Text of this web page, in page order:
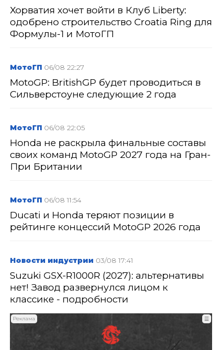
Хорватия хочет войти в Клуб Liberty:
одобрено строительство Croatia Ring для
Формулы-1 и МотоГП
МотоГП 06/08 22:27
MotoGP: BritishGP будет проводиться в
Сильверстоуне следующие 2 года
МотоГП 06/08 22:05
Honda не раскрыла финальные составы
своих команд MotoGP 2027 года на Гран-
При Британии
МотоГП 06/08 11:54
Ducati и Honda теряют позиции в
рейтинге концессий MotoGP 2026 года
Новости индустрии 03/08 17:41
Suzuki GSX-R1000R (2027): альтернативы
нет! Завод развернулся лицом к
классике - подробности
Реклама ☰